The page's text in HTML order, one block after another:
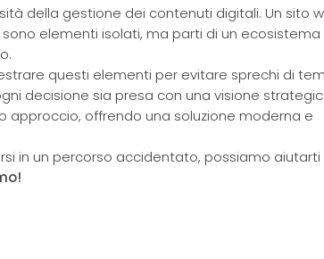
della gestione dei contenuti digitali. Un sito
elementi isolati, ma parti di un ecosistema
questi elementi per evitare sprechi di
decisione sia presa con una visione
approccio, offrendo una soluzione moderna e
in un percorso accidentato, possiamo aiutarti